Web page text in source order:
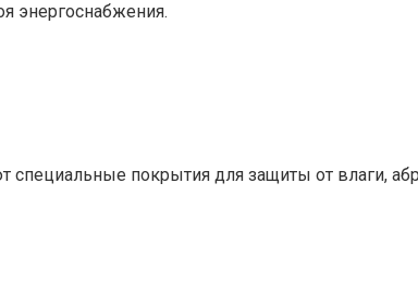
энергоснабжения.
покрытия для защиты от влаги,